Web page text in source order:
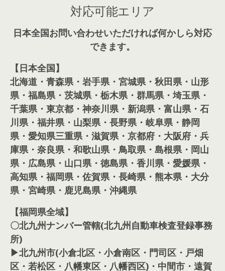
対応可能エリア
日本全国お問い合わせいただければ何かしら対応
できます。
【日本全国】
北海道・青森県・岩手県・宮城県・秋田県・山形
県・福島県・茨城県・栃木県・群馬県・埼玉県・
千葉県・東京都・神奈川県・新潟県・富山県・石
川県・福井県・山梨県・長野県・岐阜県・静岡
県・愛知県三重県・滋賀県・京都府・大阪府・兵
庫県・奈良県・和歌山県・鳥取県・島根県・岡山
県・広島県・山口県・徳島県・香川県・愛媛県・
高知県・福岡県・佐賀県・長崎県・熊本県・大分
県・宮崎県・鹿児島県・沖縄県
【福岡県全域】
〇北九州ナンバー管轄(北九州自動車検査登録事務
所)
▶北九州市(小倉北区・小倉南区・門司区・戸畑
区・若松区・八幡東区・八幡西区)・中間市・遠賀